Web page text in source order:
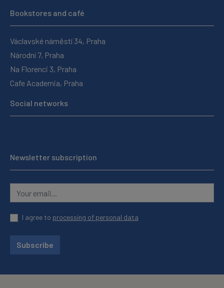
Bookstores and café
Václavské náměstí 34, Praha
Národní 7, Praha
Na Florenci 3, Praha
Cafe Academia, Praha
Social networks
Newsletter subscription
I agree to processing of personal data
Subscribe